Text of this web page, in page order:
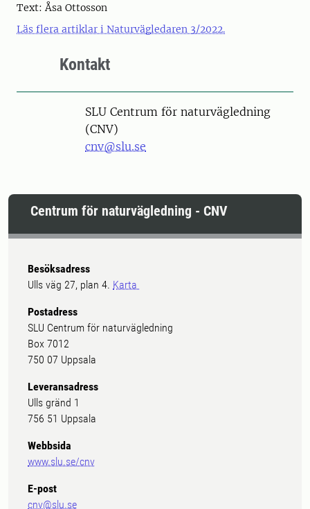
Text: Åsa Ottosson
Läs flera artiklar i Naturvägledaren 3/2022.
Kontakt
SLU Centrum för naturvägledning
(CNV)
cnv@slu.se
Centrum för naturvägledning - CNV
Besöksadress
Ulls väg 27, plan 4. Karta
Postadress
SLU Centrum för naturvägledning
Box 7012
750 07 Uppsala
Leveransadress
Ulls gränd 1
756 51 Uppsala
Webbsida
www.slu.se/cnv
E-post
cnv@slu.se